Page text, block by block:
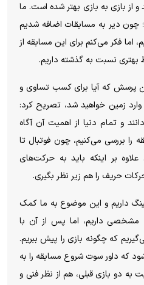
و از بازی به بازی بهتر شده است. ما
چون دیر به مسابقات اضافه شدیم
اما فکر می‌کنم برای این مسابقه از
بهتری نسبت به گذشته داریم.
پرسش که آیا برای کسب تساوی و
زمین خواهید شد، تصریح کرد:
و تمام دنیا از اهمیت آن آگاه
را بررسی می‌کنیم، چون فوتبال تا
بر اینکه باید به حرکت‌های
حریف را هم زیر نظر بگیری.
داریم و این موضوع به ما کمک
مشخصی داریم، اما پس از آن با
که چگونه بازی را پیش ببریم.
که داور سوت شروع مسابقه را به
به دو بازی قبلی، هم از نظر فنی و